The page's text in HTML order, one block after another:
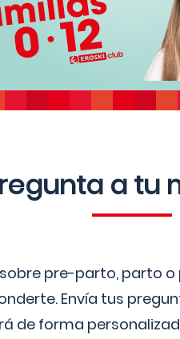
a tu
pre-parto, parto
Envía tus
de forma